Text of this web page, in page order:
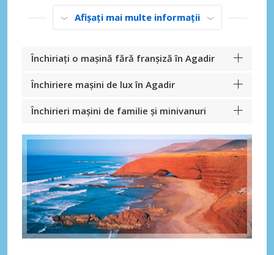
Afișați mai multe informații
Închiriați o mașină fără franșiză în Agadir
Închiriere mașini de lux în Agadir
Închirieri mașini de familie și minivanuri